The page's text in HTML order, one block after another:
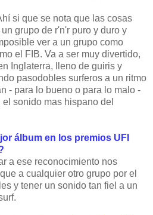
si que se nota que las cosas
grupo de r'n'r puro y duro y
ver a un grupo como
el FIB. Va a ser muy divertido,
Inglaterra, lleno de guiris y
pasodobles surferos a un ritmo
- para lo bueno o para lo malo -
sonido mas hispano del
álbum en los premios UFI
a ese reconocimiento nos
a cualquier otro grupo por el
y tener un sonido tan fiel a un